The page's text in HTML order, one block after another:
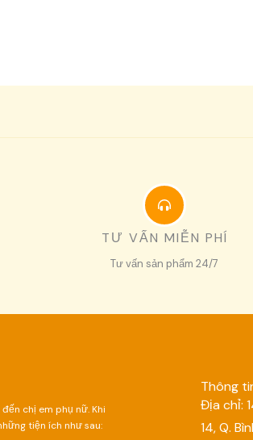
TƯ VẤN MIỄN PHÍ
Tư vấn sản phẩm 24/7
chị em phụ nữ. Khi
tiện ích như sau:
Thông
Địa chỉ:
14, Q.